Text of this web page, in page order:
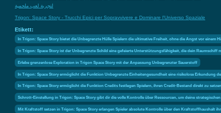
لتجربة لعب ملحمية
Trigon: Space Story - Trucchi Epici per Sopravvivere e Dominare l'Universo Spaziale
Etikett:
In Trigon: Space Story bietet die Unbegrenzte Hülle Spielern die ultimative Freiheit, ohne die Angst vor einem
In Trigon: Space Story ist der Unbegrenzte Schild eine gefeierte Unterstützungsfähigkeit, die dein
Erlebe grenzenlose Exploration in Trigon Space Story mit der Anpassung Unbegrenzter Sauerstoff
In Trigon: Space Story ermöglicht die Funktion Unbegrenzte Einheitengesundheit eine risikolose Erkundung
In Trigon: Space Story ermöglicht die Funktion Credits festlegen Spielern, ihren Credit-Bestand direkt zu
Schrott-Einstellung in Trigon: Space Story gibt dir die volle Kontrolle über Ressourcen, um deine
Mit Kraftstoff setzen in Trigon: Space Story erlangen Spieler absolute Kontrolle über den Kraftstoffhaushalt